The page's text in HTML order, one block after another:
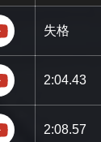
https://
失格
https://2:04.43
https://2:08.57